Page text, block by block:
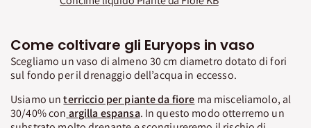
Come coltivare gli Euryops in vaso
Scegliamo un vaso di almeno 30 cm diametro dotato di fori
sul fondo per il drenaggio dell’acqua in eccesso.
Usiamo unterriccio per piante da fiore ma misceliamolo, al
30/40% con argilla espansa. In questo modo otterremo un